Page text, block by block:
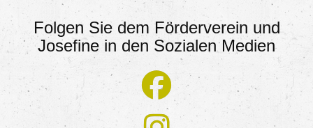
Folgen Sie dem Förderverein und
Josefine in den Sozialen Medien